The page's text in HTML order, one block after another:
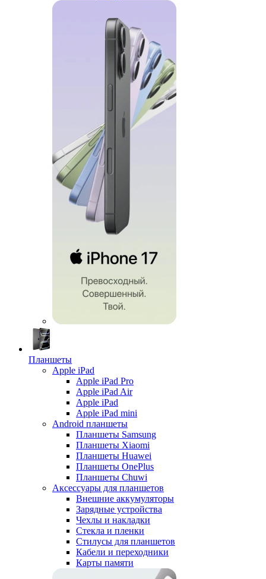
Планшеты
Apple iPad
Apple iPad Pro
Apple iPad Air
Apple iPad
Apple iPad mini
Android планшеты
Планшеты Samsung
Планшеты Xiaomi
Планшеты Huawei
Планшеты OnePlus
Планшеты Chuwi
Аксессуары для планшетов
Внешние аккумуляторы
Зарядные устройства
Чехлы и накладки
Стекла и пленки
Стилусы для планшетов
Кабели и переходники
Карты памяти